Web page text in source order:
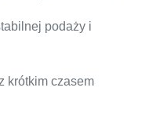
podaży i
krótkim czasem